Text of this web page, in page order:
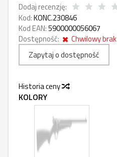
Dodaj recenzję:
Kod:KONC.230846
Kod EAN:5900000056067
Dostępność:
Chwilowy brak
Zapytaj o dostępność
Historia ceny
KOLORY